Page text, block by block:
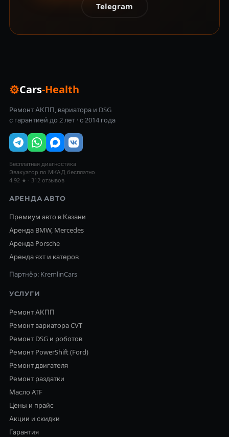
Telegram
⚙Cars-Health
Ремонт АКПП, вариатора и DSG
с гарантией до 2 лет · с 2014 года
Бесплатная диагностика
Эвакуатор по МКАД бесплатно
4.92 ★ · 312 отзывов
АРЕНДА АВТО
Премиум авто в Казани
Аренда BMW, Mercedes
Аренда Porsche
Аренда яхт и катеров
Партнёр: KremlinCars
УСЛУГИ
Ремонт АКПП
Ремонт вариатора CVT
Ремонт DSG и роботов
Ремонт PowerShift (Ford)
Ремонт двигателя
Ремонт раздатки
Масло ATF
Цены и прайс
Акции и скидки
Гарантия